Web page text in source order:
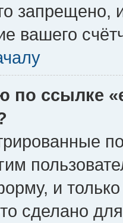
запрещено,
вашего
по ссылке
и
сделано